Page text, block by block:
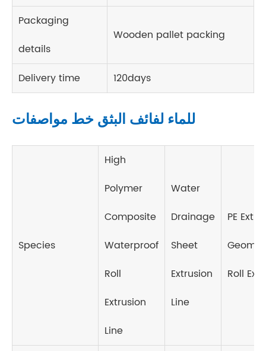
Packaging
details
Wooden pallet packing
Delivery time 120days
للماء لفائف البثق خط مواصفات
Species
High
Polymer
Composite
Waterproof
Roll
Extrusion
Line
Water
Drainage
Sheet
Extrusion
Line
PE
Roll